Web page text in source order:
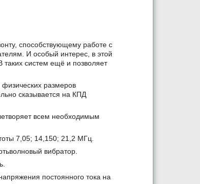
способствующему работе с
И особый интерес, в этой
систем ещё и позволяет
размеров
сказывается на КПД
всем необходимым
7,05; 14,150; 21,2 МГц.
вибратор.
постоянного тока на